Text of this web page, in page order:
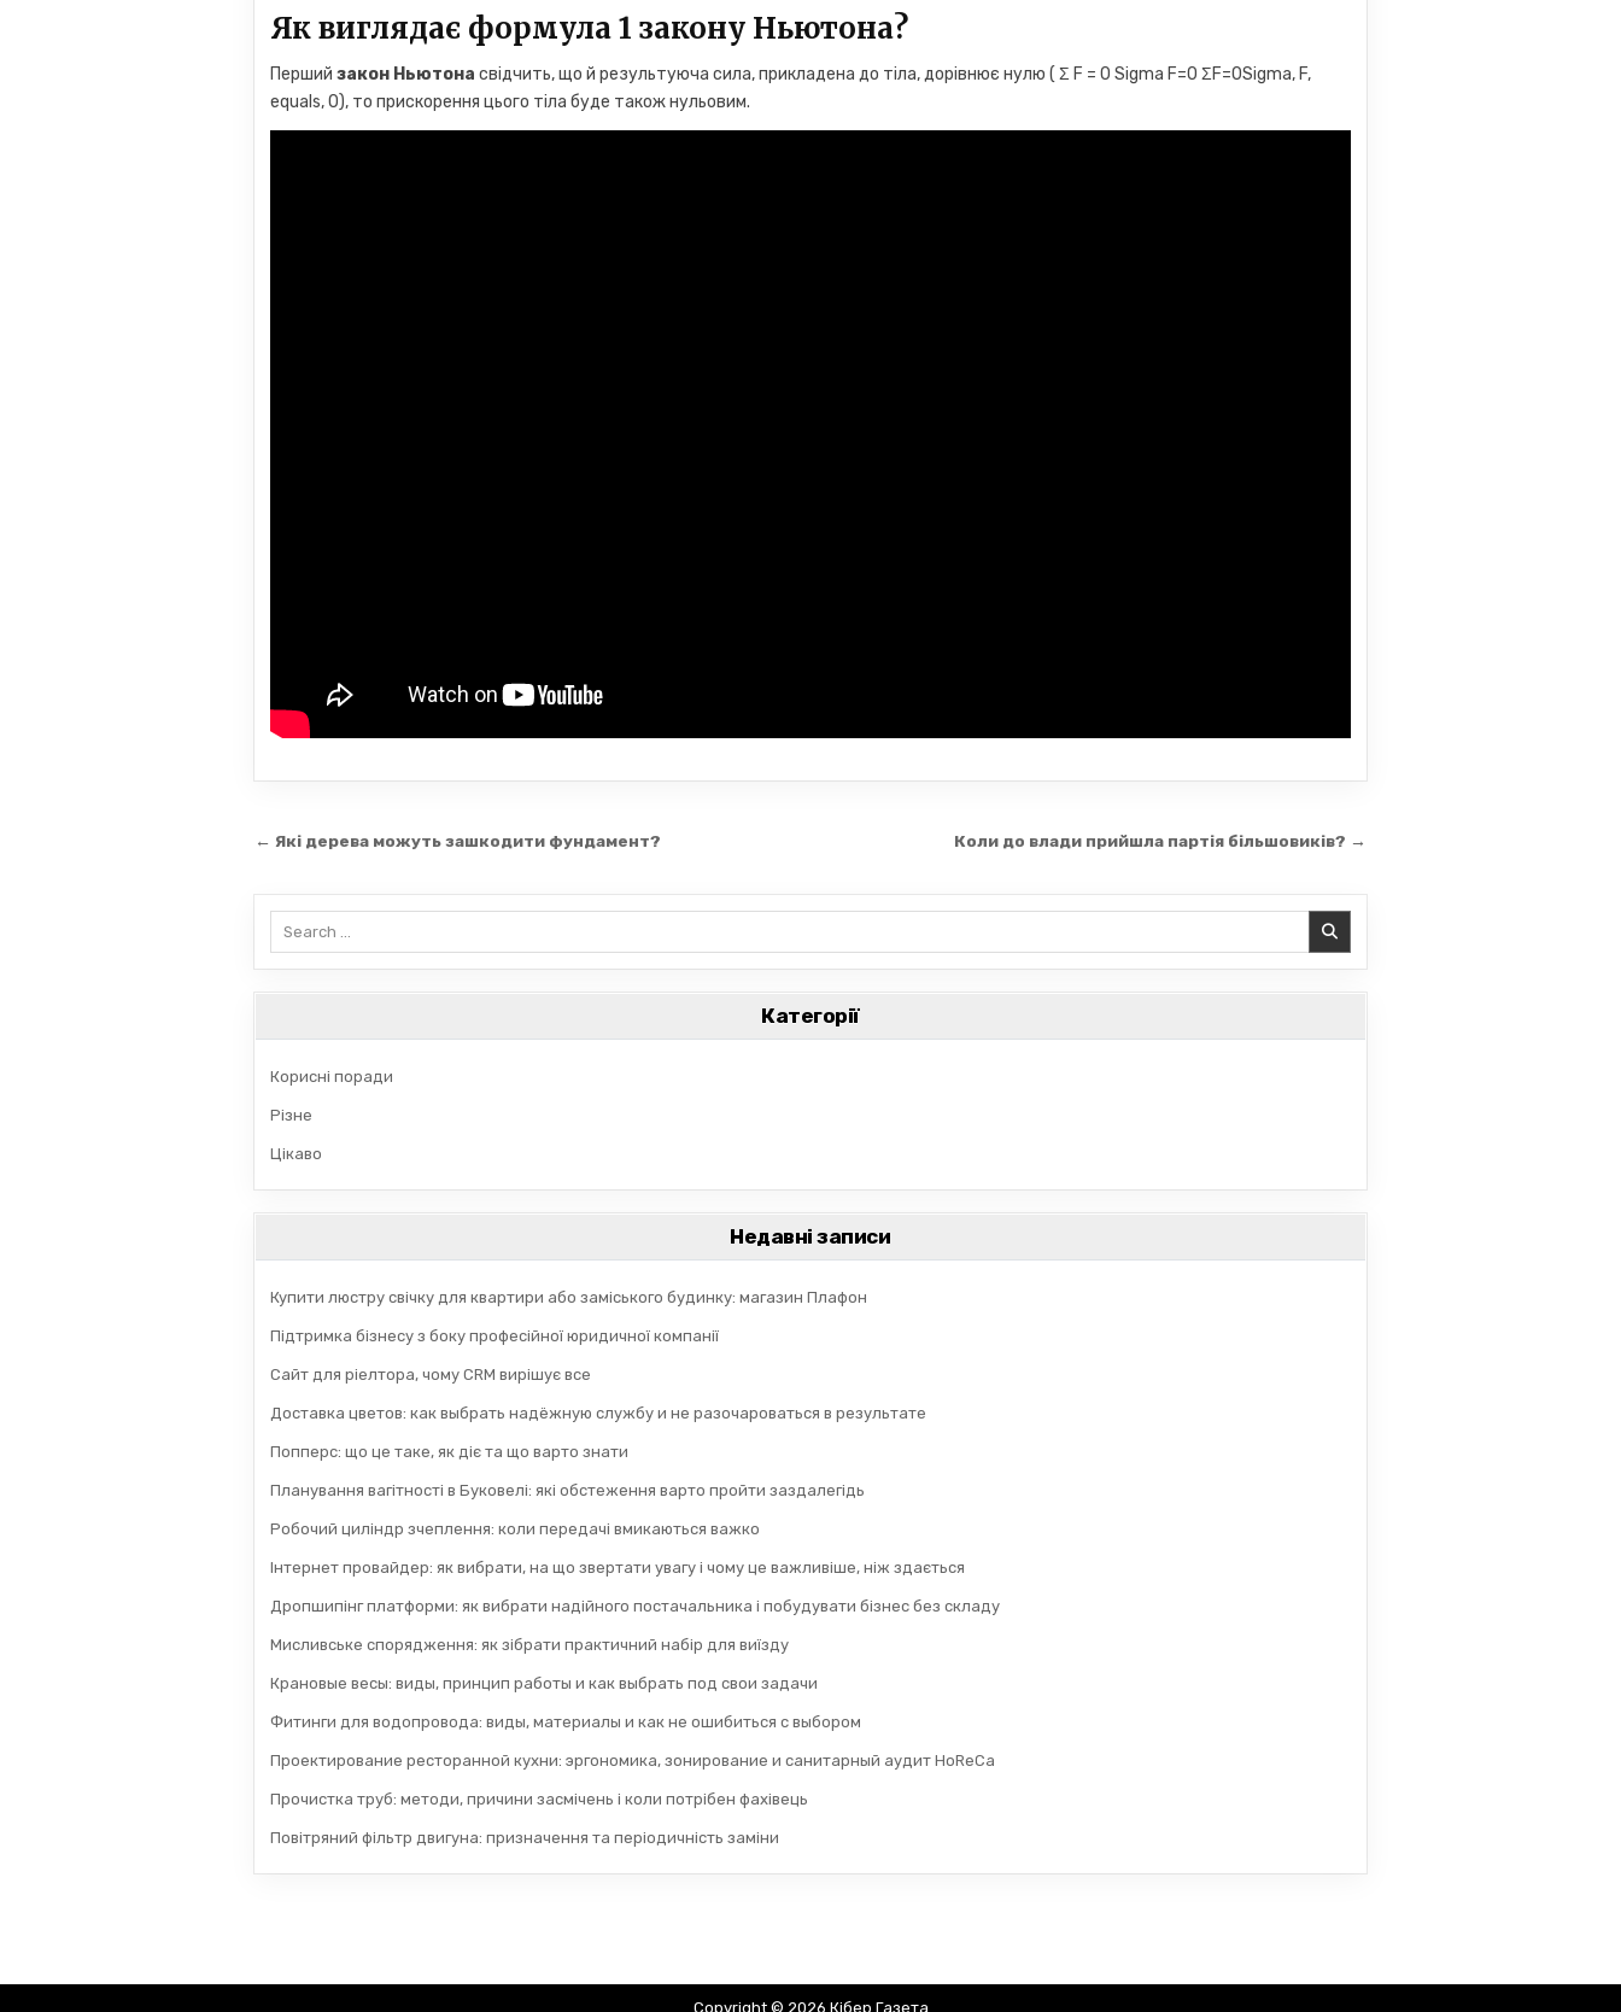
Як виглядає формула 1 закону Ньютона?
Перший закон Ньютона свідчить, що й результуюча сила, прикладена до тіла, дорівнює нулю ( Σ F = 0 Sigma F=0 ΣF=0Sigma, F,
equals, 0), то прискорення цього тіла буде також нульовим.
Навігація Коли до влади прийшла партія більшовиків? →
← Які дерева можуть зашкодити фундамент?
Категорії
Корисні поради
Різне
Цікаво
Недавні записи
Купити люстру свічку для квартири або заміського будинку: магазин Плафон
Підтримка бізнесу з боку професійної юридичної компанії
Сайт для ріелтора, чому CRM вирішує все
Доставка цветов: как выбрать надёжную службу и не разочароваться в результате
Попперс: що це таке, як діє та що варто знати
Планування вагітності в Буковелі: які обстеження варто пройти заздалегідь
Робочий циліндр зчеплення: коли передачі вмикаються важко
Інтернет провайдер: як вибрати, на що звертати увагу і чому це важливіше, ніж здається
Дропшипінг платформи: як вибрати надійного постачальника і побудувати бізнес без складу
Мисливське спорядження: як зібрати практичний набір для виїзду
Крановые весы: виды, принцип работы и как выбрать под свои задачи
Фитинги для водопровода: виды, материалы и как не ошибиться с выбором
Проектирование ресторанной кухни: эргономика, зонирование и санитарный аудит HoReCa
Прочистка труб: методи, причини засмічень і коли потрібен фахівець
Повітряний фільтр двигуна: призначення та періодичність заміни
Copyright © 2026 Кібер Газета